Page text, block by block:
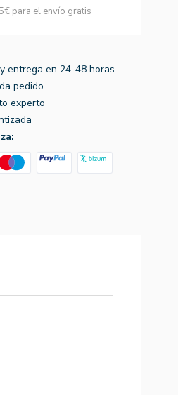
para el envío gratis
entrega en 24-48 horas
pedido
experto